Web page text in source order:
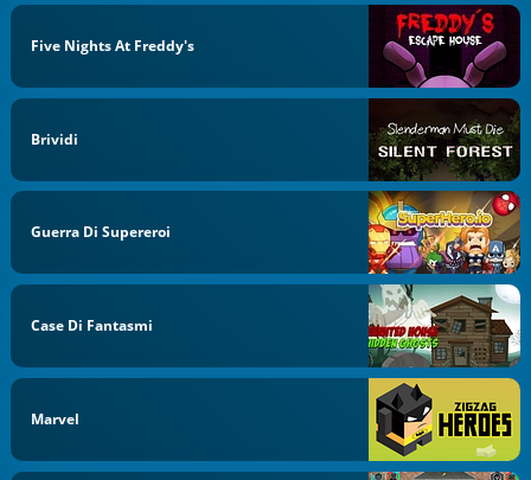
Five Nights At Freddy's
Brividi
Guerra Di Supereroi
Case Di Fantasmi
Marvel